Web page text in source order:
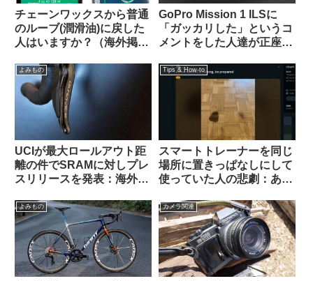
チェーンワックスから普通
のルーブ(潤滑油)に戻した
人はいますか？（海外掲示
GoPro Mission 1 ILSに
「ガッカリした」というコ
メントをした人達が正座さ
ッドを海外掲示板で発見
よみもの
UCIが最大ロールアウト距
離の件でSRAMに対しプレ
スリリースを発表：海外サ
Tips & How-to
スマートトレーナーを同じ
場所に置きっぱなしにして
使っていた人の悲劇：あな
示板から）
よみもの カメラ関連